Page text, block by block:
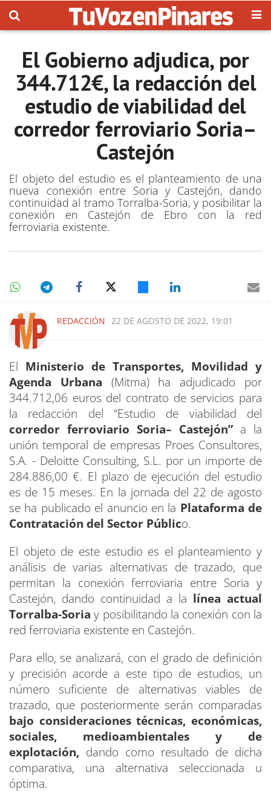
El Gobierno adjudica, por
344.712€, la redacción del
estudio de viabilidad del
corredor ferroviario Soria–
Castejón
El objeto del estudio es el planteamiento de una
nueva conexión entre Soria y Castejón, dando
continuidad al tramo Torralba-Soria, y posibilitar la
conexión en Castejón de Ebro con la red
ferroviaria existente.
REDACCIÓN 22 DE AGOSTO DE 2022, 19:01
El Ministerio de Transportes, Movilidad y
Agenda Urbana (Mitma) ha adjudicado por
344.712,06 euros del contrato de servicios para
la redacción del “Estudio de viabilidad del
corredor ferroviario Soria– Castejón”a la
unión temporal de empresas Proes Consultores,
S.A. - Deloitte Consulting, S.L. por un importe de
284.886,00 €. El plazo de ejecución del estudio
es de 15 meses. En la jornada del 22 de agosto
se ha publicado el anuncio en la Plataforma de
Contratación del Sector Público.
El objeto de este estudio es el planteamiento y
análisis de varias alternativas de trazado, que
permitan la conexión ferroviaria entre Soria y
Castejón, dando continuidad a la línea actual
Torralba-Soriay posibilitando la conexión con la
red ferroviaria existente en Castejón.
Para ello, se analizará, con el grado de definición
y precisión acorde a este tipo de estudios, un
número suficiente de alternativas viables de
trazado, que posteriormente serán comparadas
bajo consideraciones técnicas, económicas,
sociales, medioambientales y de
explotación, dando como resultado de dicha
comparativa, una alternativa seleccionada u
óptima.